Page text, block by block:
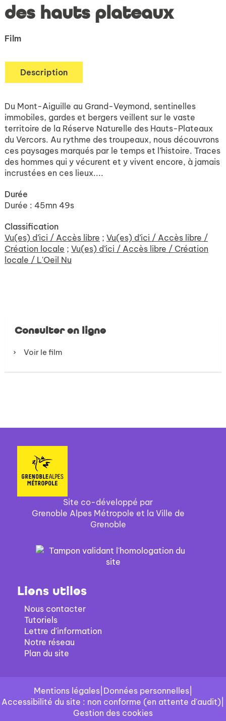
des hauts plateaux
Film
Description
Du Mont-Aiguille au Grand-Veymond, sentinelles
immobiles, gardes et bergers veillent sur le vaste
territoire de la Réserve Naturelle des Hauts-Plateaux
du Vercors. Au rythme des troupeaux, nous découvrons
ces paysages marqués par le temps et l’histoire. Traces
des hommes qui y vécurent et y vivent encore, à jamais
incrustées en ces lieux....
Durée
Durée : 45mn 49s
Classification
Vu(es) d’ici / Accès libre ; Vu(es) d’ici / Accès libre /
Création locale ; Vu(es) d’ici / Accès libre / Création
locale / L'Oeil Nu
Consulter en ligne
Voir le film
Site co-développé par
Grenoble Alpes Métropole et la Ville de
Grenoble
Liens utiles
Nous contacter
Tutoriels
Lettre d'information
Notre réseau
Plan du site
Mentions légales| Données personnelles|
Accessibilité du site : non conforme (en attente d'audit)
Gestion des cookies